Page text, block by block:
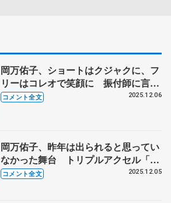
岡万佑子、ショートはクジャクに、フ
リーはコレオで笑顔に 振付師に言わ
れたことを意識した練習が表現につな
コメント全文 2025.12.06
岡万佑子、昨年は出られると思ってい
なかった舞台 トリプルアクセル「そ
こまで悪いわけではなかった」 【ジ
コメント全文 2025.12.05